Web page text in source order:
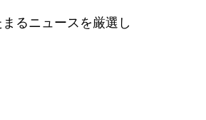
るニュースを厳選し